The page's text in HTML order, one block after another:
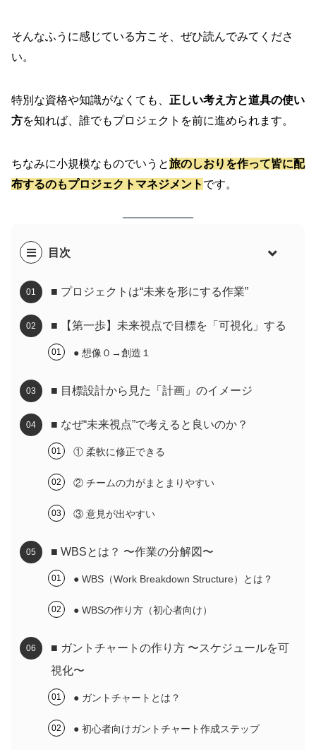
そんなふうに感じている方こそ、ぜひ読んでみてくださ
い。
特別な資格や知識がなくても、 正しい考え方と道具の使い
方を知れば、誰でもプロジェクトを前に進められます。
ちなみに小規模なものでいうと旅のしおりを作って皆に配
布するのもプロジェクトマネジメント です。
目次
■ プロジェクトは“未来を形にする作業”
■ 【第一歩】未来視点で目標を「可視化」する
● 想像０→創造１
■ 目標設計から見た「計画」のイメージ
■ なぜ“未来視点”で考えると良いのか？
① 柔軟に修正できる
② チームの力がまとまりやすい
③ 意見が出やすい
■ WBSとは？ 〜作業の分解図〜
● WBS（Work Breakdown Structure）とは？
● WBSの作り方（初心者向け）
■ ガントチャートの作り方 〜スケジュールを可
視化〜
● ガントチャートとは？
● 初心者向けガントチャート作成ステップ